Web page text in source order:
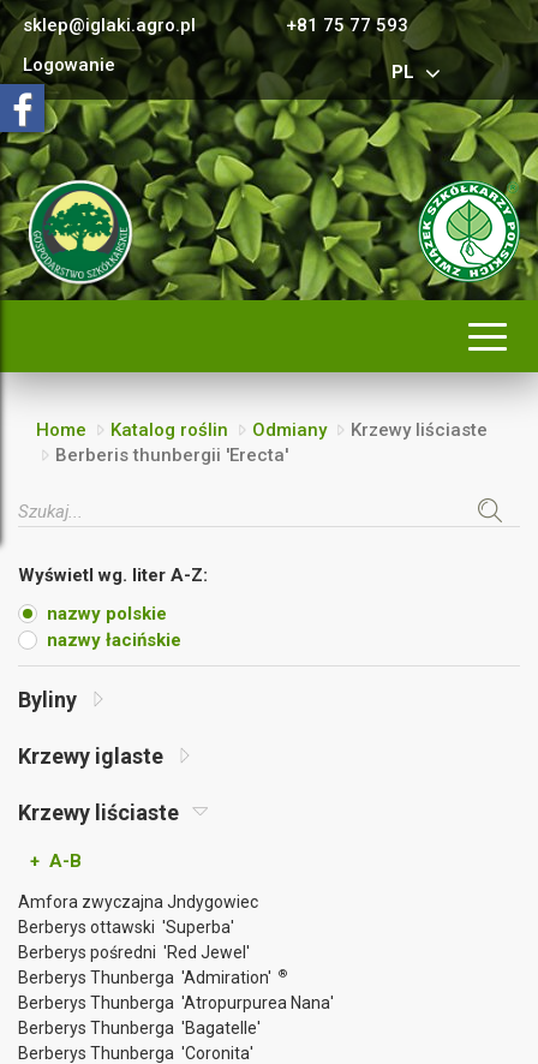
sklep@iglaki.agro.pl
+81 75 77 593
Logowanie
PL
Home Katalog roślin Odmiany
Krzewy liściaste
Berberis thunbergii 'Erecta'
Wyświetl wg. liter A-Z:
nazwy polskie
nazwy łacińskie
Byliny
Krzewy iglaste
Krzewy liściaste
+ A-B
Amfora zwyczajna Jndygowiec
Berberys ottawski 'Superba'
Berberys pośredni 'Red Jewel'
Berberys Thunberga 'Admiration'
®
Berberys Thunberga 'Atropurpurea Nana'
Berberys Thunberga 'Bagatelle'
Berberys Thunberga 'Coronita'